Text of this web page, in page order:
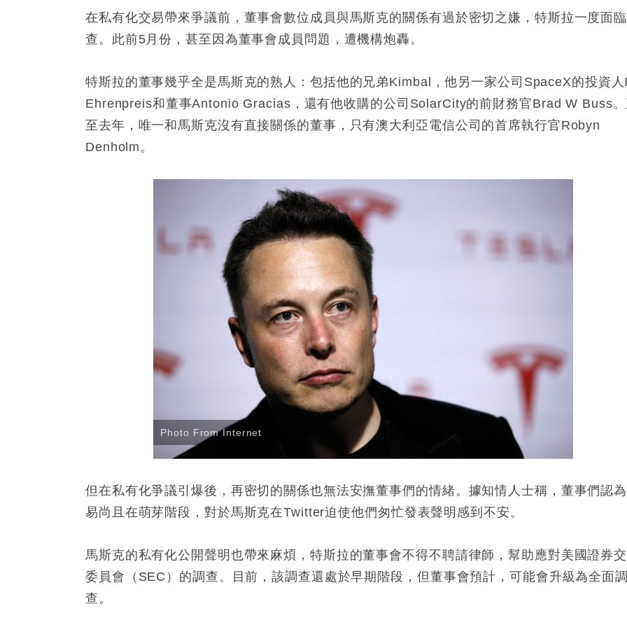
在私有化交易帶來爭議前，董事會數位成員與馬斯克的關係有過於密切之嫌，特斯拉一度面
查。此前5月份，甚至因為董事會成員問題，遭機構炮轟。
特斯拉的董事幾乎全是馬斯克的熟人：包括他的兄弟Kimbal，他另一家公司SpaceX的投資
Ehrenpreis和董事Antonio Gracias，還有他收購的公司SolarCity的前財務官Brad W Buss。
至去年，唯一和馬斯克沒有直接關係的董事，只有澳大利亞電信公司的首席執行官Robyn
Denholm。
Photo From Internet
但在私有化爭議引爆後，再密切的關係也無法安撫董事們的情緒。據知情人士稱，董事們認
易尚且在萌芽階段，對於馬斯克在Twitter迫使他們匆忙發表聲明感到不安。
馬斯克的私有化公開聲明也帶來麻煩，特斯拉的董事會不得不聘請律師，幫助應對美國證券
委員會（SEC）的調查。目前，該調查還處於早期階段，但董事會預計，可能會升級為全面調
查。